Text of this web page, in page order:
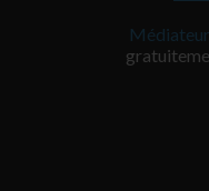
Médiateur